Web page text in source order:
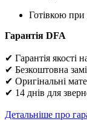
Готівкою при
Гарантія DFA
✔ Гарантія якості
✔ Безкоштовна
✔ Оригінальні
✔ 14 днів для
Детальніше про